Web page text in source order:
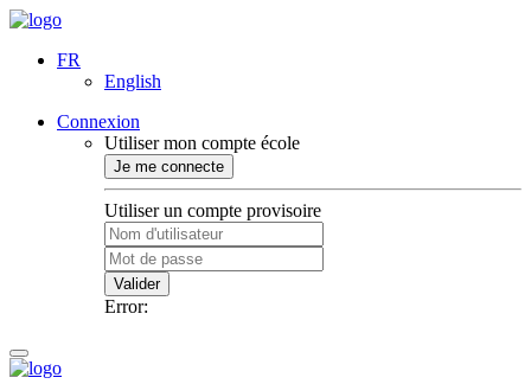
FR
English
Connexion
Utiliser mon compte école
Je me connecte
Utiliser un compte provisoire
Valider
Error: